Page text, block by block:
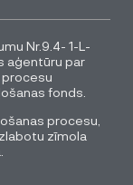
Nr.9.4- 1-L-
aģentūru par
fonds.
procesu,
zīmola